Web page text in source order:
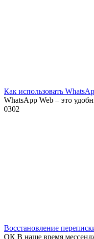
Как использовать
WhatsApp Web – это
0302
Восстановление
ОК В наше время